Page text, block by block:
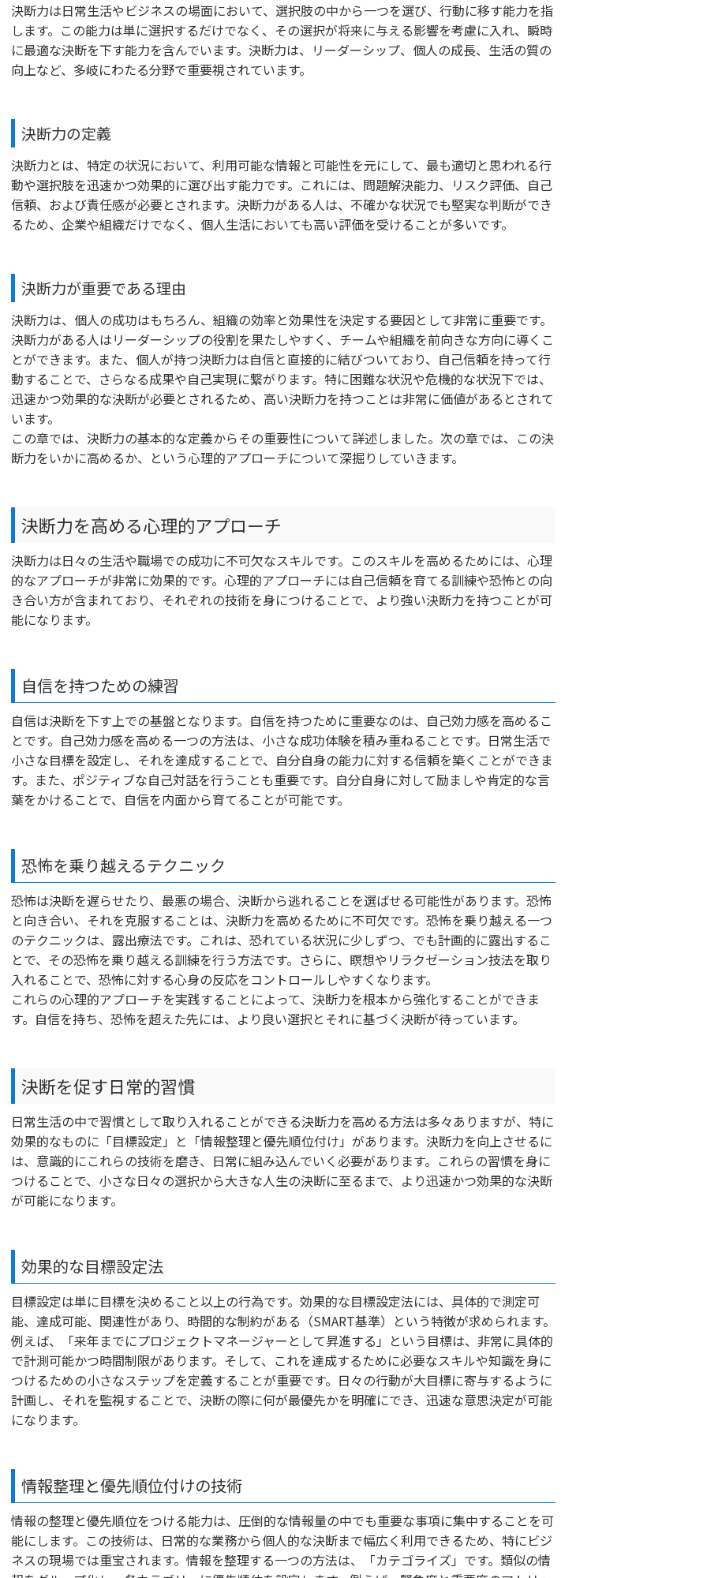
決断力は日常生活やビジネスの場面において、選択肢の中から一つを選び、行動に移す能力を指
します。この能力は単に選択するだけでなく、その選択が将来に与える影響を考慮に入れ、瞬時
に最適な決断を下す能力を含んでいます。決断力は、リーダーシップ、個人の成長、生活の質の
向上など、多岐にわたる分野で重要視されています。
決断力の定義
決断力とは、特定の状況において、利用可能な情報と可能性を元にして、最も適切と思われる行
動や選択肢を迅速かつ効果的に選び出す能力です。これには、問題解決能力、リスク評価、自己
信頼、および責任感が必要とされます。決断力がある人は、不確かな状況でも堅実な判断ができ
るため、企業や組織だけでなく、個人生活においても高い評価を受けることが多いです。
決断力が重要である理由
決断力は、個人の成功はもちろん、組織の効率と効果性を決定する要因として非常に重要です。
決断力がある人はリーダーシップの役割を果たしやすく、チームや組織を前向きな方向に導くこ
とができます。また、個人が持つ決断力は自信と直接的に結びついており、自己信頼を持って行
動することで、さらなる成果や自己実現に繋がります。特に困難な状況や危機的な状況下では、
迅速かつ効果的な決断が必要とされるため、高い決断力を持つことは非常に価値があるとされて
います。
この章では、決断力の基本的な定義からその重要性について詳述しました。次の章では、この決
断力をいかに高めるか、という心理的アプローチについて深掘りしていきます。
決断力を高める心理的アプローチ
決断力は日々の生活や職場での成功に不可欠なスキルです。このスキルを高めるためには、心理
的なアプローチが非常に効果的です。心理的アプローチには自己信頼を育てる訓練や恐怖との向
き合い方が含まれており、それぞれの技術を身につけることで、より強い決断力を持つことが可
能になります。
自信を持つための練習
自信は決断を下す上での基盤となります。自信を持つために重要なのは、自己効力感を高めるこ
とです。自己効力感を高める一つの方法は、小さな成功体験を積み重ねることです。日常生活で
小さな目標を設定し、それを達成することで、自分自身の能力に対する信頼を築くことができま
す。また、ポジティブな自己対話を行うことも重要です。自分自身に対して励ましや肯定的な言
葉をかけることで、自信を内面から育てることが可能です。
恐怖を乗り越えるテクニック
恐怖は決断を遅らせたり、最悪の場合、決断から逃れることを選ばせる可能性があります。恐怖
と向き合い、それを克服することは、決断力を高めるために不可欠です。恐怖を乗り越える一つ
のテクニックは、露出療法です。これは、恐れている状況に少しずつ、でも計画的に露出するこ
とで、その恐怖を乗り越える訓練を行う方法です。さらに、瞑想やリラクゼーション技法を取り
入れることで、恐怖に対する心身の反応をコントロールしやすくなります。
これらの心理的アプローチを実践することによって、決断力を根本から強化することができま
す。自信を持ち、恐怖を超えた先には、より良い選択とそれに基づく決断が待っています。
決断を促す日常的習慣
日常生活の中で習慣として取り入れることができる決断力を高める方法は多々ありますが、特に
効果的なものに「目標設定」と「情報整理と優先順位付け」があります。決断力を向上させるに
は、意識的にこれらの技術を磨き、日常に組み込んでいく必要があります。これらの習慣を身に
つけることで、小さな日々の選択から大きな人生の決断に至るまで、より迅速かつ効果的な決断
が可能になります。
効果的な目標設定法
目標設定は単に目標を決めること以上の行為です。効果的な目標設定法には、具体的で測定可
能、達成可能、関連性があり、時間的な制約がある（SMART基準）という特徴が求められます。
例えば、「来年までにプロジェクトマネージャーとして昇進する」という目標は、非常に具体的
で計測可能かつ時間制限があります。そして、これを達成するために必要なスキルや知識を身に
つけるための小さなステップを定義することが重要です。日々の行動が大目標に寄与するように
計画し、それを監視することで、決断の際に何が最優先かを明確にでき、迅速な意思決定が可能
になります。
情報整理と優先順位付けの技術
情報の整理と優先順位をつける能力は、圧倒的な情報量の中でも重要な事項に集中することを可
能にします。この技術は、日常的な業務から個人的な決断まで幅広く利用できるため、特にビジ
ネスの現場では重宝されます。情報を整理する一つの方法は、「カテゴライズ」です。類似の情